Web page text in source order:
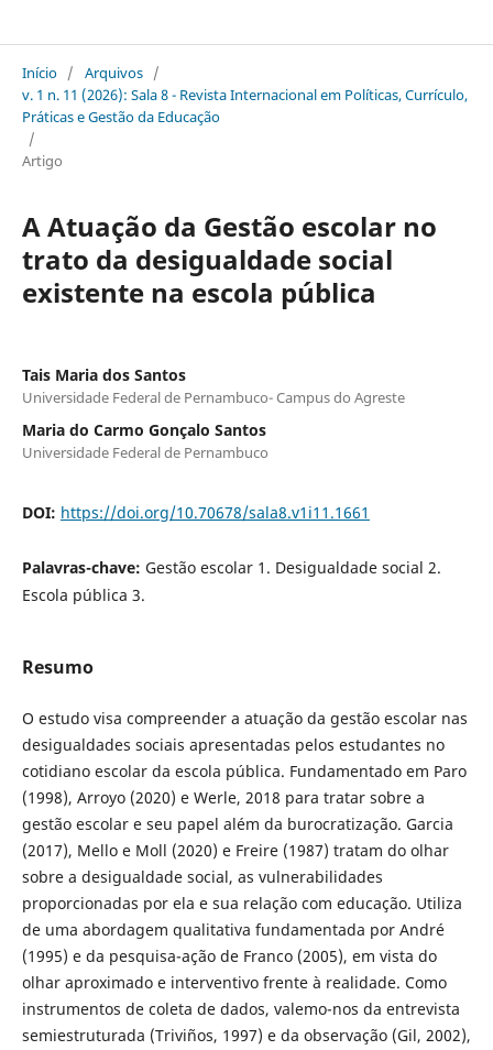
Início / Arquivos /
v. 1 n. 11 (2026): Sala 8 - Revista Internacional em Políticas, Currículo,
Práticas e Gestão da Educação
/
Artigo
A Atuação da Gestão escolar no
trato da desigualdade social
existente na escola pública
Tais Maria dos Santos
Universidade Federal de Pernambuco- Campus do Agreste
Maria do Carmo Gonçalo Santos
Universidade Federal de Pernambuco
DOI: https://doi.org/10.70678/sala8.v1i11.1661
Palavras-chave: Gestão escolar 1. Desigualdade social 2.
Escola pública 3.
Resumo
O estudo visa compreender a atuação da gestão escolar nas
desigualdades sociais apresentadas pelos estudantes no
cotidiano escolar da escola pública. Fundamentado em Paro
(1998), Arroyo (2020) e Werle, 2018 para tratar sobre a
gestão escolar e seu papel além da burocratização. Garcia
(2017), Mello e Moll (2020) e Freire (1987) tratam do olhar
sobre a desigualdade social, as vulnerabilidades
proporcionadas por ela e sua relação com educação. Utiliza
de uma abordagem qualitativa fundamentada por André
(1995) e da pesquisa-ação de Franco (2005), em vista do
olhar aproximado e interventivo frente à realidade. Como
instrumentos de coleta de dados, valemo-nos da entrevista
semiestruturada (Triviños, 1997) e da observação (Gil, 2002),